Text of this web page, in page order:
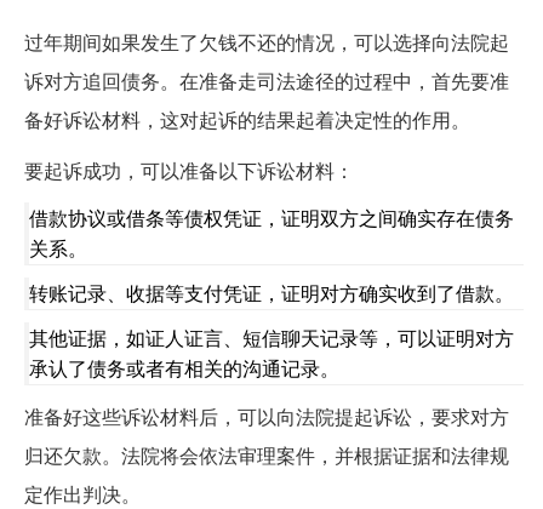
过年期间如果发生了欠钱不还的情况，可以选择向法院起
诉对方追回债务。在准备走司法途径的过程中，首先要准
备好诉讼材料，这对起诉的结果起着决定性的作用。
要起诉成功，可以准备以下诉讼材料：
借款协议或借条等债权凭证，证明双方之间确实存在债务
关系。
转账记录、收据等支付凭证，证明对方确实收到了借款。
其他证据，如证人证言、短信聊天记录等，可以证明对方
承认了债务或者有相关的沟通记录。
准备好这些诉讼材料后，可以向法院提起诉讼，要求对方
归还欠款。法院将会依法审理案件，并根据证据和法律规
定作出判决。